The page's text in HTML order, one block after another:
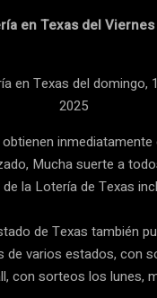
en Texas del
en Texas del domingo,
2025
inmediatamente
Mucha suerte a
la Lotería de Texas
de Texas también
de varios estados, con
con sorteos los lunes,